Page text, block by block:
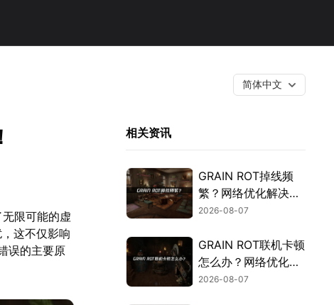
简体中文
限可能的虚
这不仅影响
误的主要原
相关资讯
GRAIN ROT掉线频
繁？网络优化解决指
南！
2026-08-07
GRAIN ROT联机卡顿
怎么办？网络优化解
决方案！
2026-08-07